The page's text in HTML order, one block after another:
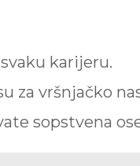
karijeru.
za vršnjačko
sopstvena